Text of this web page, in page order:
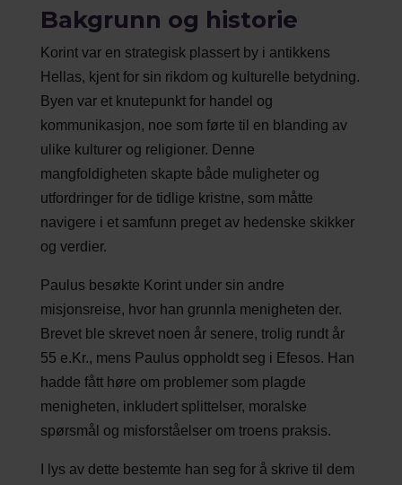
Bakgrunn og historie
Korint var en strategisk plassert by i antikkens
Hellas, kjent for sin rikdom og kulturelle betydning.
Byen var et knutepunkt for handel og
kommunikasjon, noe som førte til en blanding av
ulike kulturer og religioner. Denne
mangfoldigheten skapte både muligheter og
utfordringer for de tidlige kristne, som måtte
navigere i et samfunn preget av hedenske skikker
og verdier.
Paulus besøkte Korint under sin andre
misjonsreise, hvor han grunnla menigheten der.
Brevet ble skrevet noen år senere, trolig rundt år
55 e.Kr., mens Paulus oppholdt seg i Efesos. Han
hadde fått høre om problemer som plagde
menigheten, inkludert splittelser, moralske
spørsmål og misforståelser om troens praksis.
I lys av dette bestemte han seg for å skrive til dem